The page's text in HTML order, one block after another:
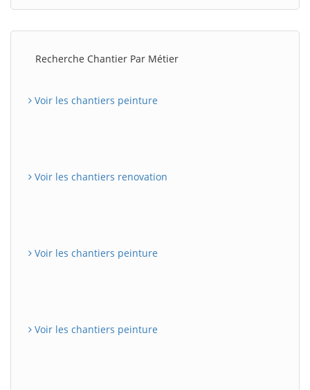
Recherche Chantier Par Métier
Voir les chantiers peinture
Voir les chantiers renovation
Voir les chantiers peinture
Voir les chantiers peinture